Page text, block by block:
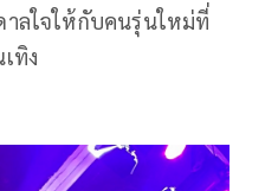
าลใจให้กับคนรุ่นใหม่ที่
ทิง